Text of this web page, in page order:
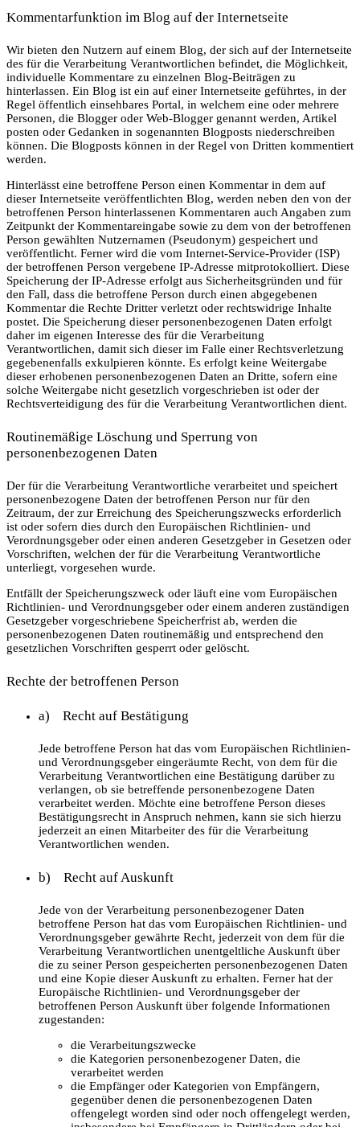
Kommentarfunktion im Blog auf der Internetseite
Wir bieten den Nutzern auf einem Blog, der sich auf der Internetseite
des für die Verarbeitung Verantwortlichen befindet, die Möglichkeit,
individuelle Kommentare zu einzelnen Blog-Beiträgen zu
hinterlassen. Ein Blog ist ein auf einer Internetseite geführtes, in der
Regel öffentlich einsehbares Portal, in welchem eine oder mehrere
Personen, die Blogger oder Web-Blogger genannt werden, Artikel
posten oder Gedanken in sogenannten Blogposts niederschreiben
können. Die Blogposts können in der Regel von Dritten kommentiert
werden.
Hinterlässt eine betroffene Person einen Kommentar in dem auf
dieser Internetseite veröffentlichten Blog, werden neben den von der
betroffenen Person hinterlassenen Kommentaren auch Angaben zum
Zeitpunkt der Kommentareingabe sowie zu dem von der betroffenen
Person gewählten Nutzernamen (Pseudonym) gespeichert und
veröffentlicht. Ferner wird die vom Internet-Service-Provider (ISP)
der betroffenen Person vergebene IP-Adresse mitprotokolliert. Diese
Speicherung der IP-Adresse erfolgt aus Sicherheitsgründen und für
den Fall, dass die betroffene Person durch einen abgegebenen
Kommentar die Rechte Dritter verletzt oder rechtswidrige Inhalte
postet. Die Speicherung dieser personenbezogenen Daten erfolgt
daher im eigenen Interesse des für die Verarbeitung
Verantwortlichen, damit sich dieser im Falle einer Rechtsverletzung
gegebenenfalls exkulpieren könnte. Es erfolgt keine Weitergabe
dieser erhobenen personenbezogenen Daten an Dritte, sofern eine
solche Weitergabe nicht gesetzlich vorgeschrieben ist oder der
Rechtsverteidigung des für die Verarbeitung Verantwortlichen dient.
Routinemäßige Löschung und Sperrung von
personenbezogenen Daten
Der für die Verarbeitung Verantwortliche verarbeitet und speichert
personenbezogene Daten der betroffenen Person nur für den
Zeitraum, der zur Erreichung des Speicherungszwecks erforderlich
ist oder sofern dies durch den Europäischen Richtlinien- und
Verordnungsgeber oder einen anderen Gesetzgeber in Gesetzen oder
Vorschriften, welchen der für die Verarbeitung Verantwortliche
unterliegt, vorgesehen wurde.
Entfällt der Speicherungszweck oder läuft eine vom Europäischen
Richtlinien- und Verordnungsgeber oder einem anderen zuständigen
Gesetzgeber vorgeschriebene Speicherfrist ab, werden die
personenbezogenen Daten routinemäßig und entsprechend den
gesetzlichen Vorschriften gesperrt oder gelöscht.
Rechte der betroffenen Person
a) Recht auf Bestätigung
Jede betroffene Person hat das vom Europäischen Richtlinien-
und Verordnungsgeber eingeräumte Recht, von dem für die
Verarbeitung Verantwortlichen eine Bestätigung darüber zu
verlangen, ob sie betreffende personenbezogene Daten
verarbeitet werden. Möchte eine betroffene Person dieses
Bestätigungsrecht in Anspruch nehmen, kann sie sich hierzu
jederzeit an einen Mitarbeiter des für die Verarbeitung
Verantwortlichen wenden.
b) Recht auf Auskunft
Jede von der Verarbeitung personenbezogener Daten
betroffene Person hat das vom Europäischen Richtlinien- und
Verordnungsgeber gewährte Recht, jederzeit von dem für die
Verarbeitung Verantwortlichen unentgeltliche Auskunft über
die zu seiner Person gespeicherten personenbezogenen Daten
und eine Kopie dieser Auskunft zu erhalten. Ferner hat der
Europäische Richtlinien- und Verordnungsgeber der
betroffenen Person Auskunft über folgende Informationen
zugestanden:
die Verarbeitungszwecke
die Kategorien personenbezogener Daten, die
verarbeitet werden
die Empfänger oder Kategorien von Empfängern,
gegenüber denen die personenbezogenen Daten
offengelegt worden sind oder noch offengelegt werden,